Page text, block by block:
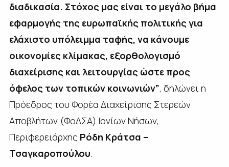
διαδικασία. Στόχος μας είναι το μεγάλο βήμα
εφαρμογής της ευρωπαϊκής πολιτικής για
ελάχιστο υπόλειμμα ταφής, να κάνουμε
οικονομίες κλίμακας, εξορθολογισμό
διαχείρισης και λειτουργίας ώστε προς
όφελος των τοπικών κοινωνιών”, δηλώνει η
Πρόεδρος του Φορέα Διαχείρισης Στερεών
Αποβλήτων (ΦοΔΣΑ) Ιονίων Νήσων,
Περιφερειάρχης Ρόδη Κράτσα –
Τσαγκαροπούλου.